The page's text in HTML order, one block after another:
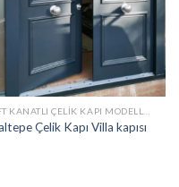
Çelik Kapı Villa kapısı